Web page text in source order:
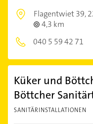
Flagentwiet 39,
4,3 km
040 5 59 42 71
Küker und
Böttcher
SANITÄRINSTALLATIONEN